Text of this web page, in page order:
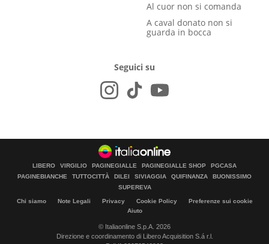
Al cuor non si comanda
A caval donato non si
guarda in bocca
Seguici su
LIBERO VIRGILIO PAGINEGIALLE PAGINEGIALLE SHOP
PGCASA
PAGINEBIANCHE
TUTTOCITTÀ DILEI SIVIAGGIA QUIFINANZA
BUONISSIMO
SUPEREVA
Chi siamo Note Legali Privacy Cookie Policy
Preferenze sui cookie
Aiuto
© Italiaonline S.p.A. 2026
Direzione e coordinamento di Libero Acquisition S.á r.l.